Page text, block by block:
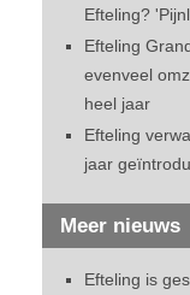
Efteling?
Efteling
evenveel
heel jaar
Efteling
jaar
Meer nieuws
Efteling is